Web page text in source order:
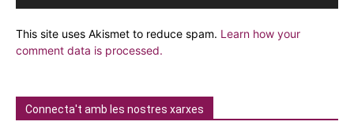
This site uses Akismet to reduce spam. Learn how your
comment data is processed.
Connecta't amb les nostres xarxes